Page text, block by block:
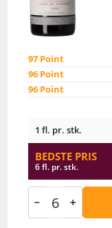
97 Point
96 Point
96 Point
1 fl. pr. stk.
BEDSTE PRIS
6 fl. pr. stk.